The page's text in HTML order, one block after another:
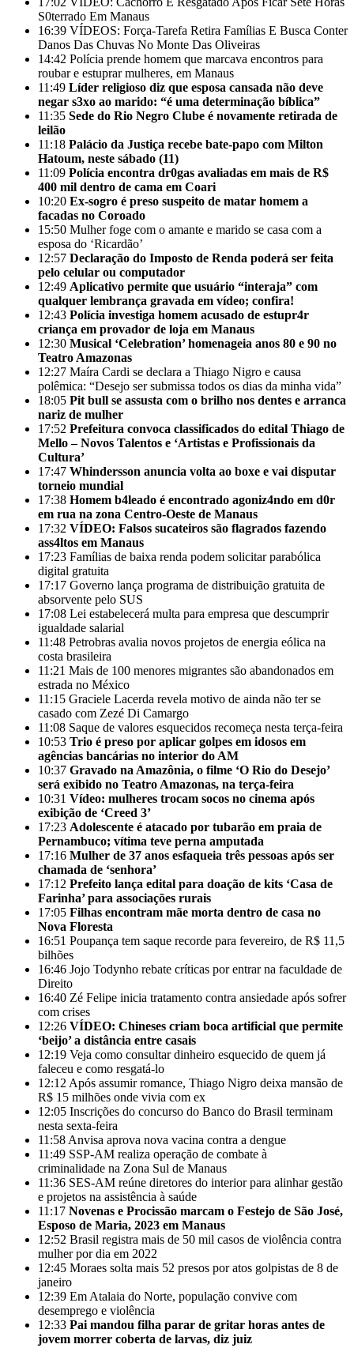
S0terrado Em Manaus
16:39 VÍDEOS: Força-Tarefa Retira Famílias E Busca Conter
Danos Das Chuvas No Monte Das Oliveiras
14:42 Polícia prende homem que marcava encontros para
roubar e estuprar mulheres, em Manaus
11:49 Líder religioso diz que esposa cansada não deve
negar s3xo ao marido: “é uma determinação bíblica”
11:35 Sede do Rio Negro Clube é novamente retirada de
leilão
11:18 Palácio da Justiça recebe bate-papo com Milton
Hatoum, neste sábado (11)
11:09 Polícia encontra dr0gas avaliadas em mais de R$
400 mil dentro de cama em Coari
10:20 Ex-sogro é preso suspeito de matar homem a
facadas no Coroado
15:50 Mulher foge com o amante e marido se casa com a
esposa do ‘Ricardão’
12:57 Declaração do Imposto de Renda poderá ser feita
pelo celular ou computador
12:49 Aplicativo permite que usuário “interaja” com
qualquer lembrança gravada em vídeo; confira!
12:43 Polícia investiga homem acusado de estupr4r
criança em provador de loja em Manaus
12:30 Musical ‘Celebration’ homenageia anos 80 e 90 no
Teatro Amazonas
12:27 Maíra Cardi se declara a Thiago Nigro e causa
polêmica: “Desejo ser submissa todos os dias da minha vida”
18:05 Pit bull se assusta com o brilho nos dentes e arranca
nariz de mulher
17:52 Prefeitura convoca classificados do edital Thiago de
Mello – Novos Talentos e ‘Artistas e Profissionais da
Cultura’
17:47 Whindersson anuncia volta ao boxe e vai disputar
torneio mundial
17:38 Homem b4leado é encontrado agoniz4ndo em d0r
em rua na zona Centro-Oeste de Manaus
17:32 VÍDEO: Falsos sucateiros são flagrados fazendo
ass4ltos em Manaus
17:23 Famílias de baixa renda podem solicitar parabólica
digital gratuita
17:17 Governo lança programa de distribuição gratuita de
absorvente pelo SUS
17:08 Lei estabelecerá multa para empresa que descumprir
igualdade salarial
11:48 Petrobras avalia novos projetos de energia eólica na
costa brasileira
11:21 Mais de 100 menores migrantes são abandonados em
estrada no México
11:15 Graciele Lacerda revela motivo de ainda não ter se
casado com Zezé Di Camargo
11:08 Saque de valores esquecidos recomeça nesta terça-feira
10:53 Trio é preso por aplicar golpes em idosos em
agências bancárias no interior do AM
10:37 Gravado na Amazônia, o filme ‘O Rio do Desejo’
será exibido no Teatro Amazonas, na terça-feira
10:31 Vídeo: mulheres trocam socos no cinema após
exibição de ‘Creed 3’
17:23 Adolescente é atacado por tubarão em praia de
Pernambuco; vítima teve perna amputada
17:16 Mulher de 37 anos esfaqueia três pessoas após ser
chamada de ‘senhora’
17:12 Prefeito lança edital para doação de kits ‘Casa de
Farinha’ para associações rurais
17:05 Filhas encontram mãe morta dentro de casa no
Nova Floresta
16:51 Poupança tem saque recorde para fevereiro, de R$ 11,5
bilhões
16:46 Jojo Todynho rebate críticas por entrar na faculdade de
Direito
16:40 Zé Felipe inicia tratamento contra ansiedade após sofrer
com crises
12:26 VÍDEO: Chineses criam boca artificial que permite
‘beijo’ a distância entre casais
12:19 Veja como consultar dinheiro esquecido de quem já
faleceu e como resgatá-lo
12:12 Após assumir romance, Thiago Nigro deixa mansão de
R$ 15 milhões onde vivia com ex
12:05 Inscrições do concurso do Banco do Brasil terminam
nesta sexta-feira
11:58 Anvisa aprova nova vacina contra a dengue
11:49 SSP-AM realiza operação de combate à
criminalidade na Zona Sul de Manaus
11:36 SES-AM reúne diretores do interior para alinhar gestão
e projetos na assistência à saúde
11:17 Novenas e Procissão marcam o Festejo de São José,
Esposo de Maria, 2023 em Manaus
12:52 Brasil registra mais de 50 mil casos de violência contra
mulher por dia em 2022
12:45 Moraes solta mais 52 presos por atos golpistas de 8 de
janeiro
12:39 Em Atalaia do Norte, população convive com
desemprego e violência
12:33 Pai mandou filha parar de gritar horas antes de
jovem morrer coberta de larvas, diz juiz